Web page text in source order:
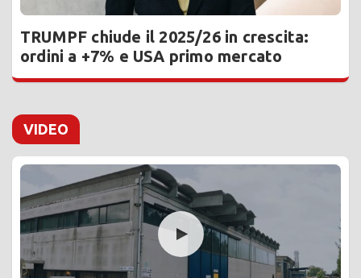
TRUMPF chiude il 2025/26 in crescita:
ordini a +7% e USA primo mercato
VIDEO